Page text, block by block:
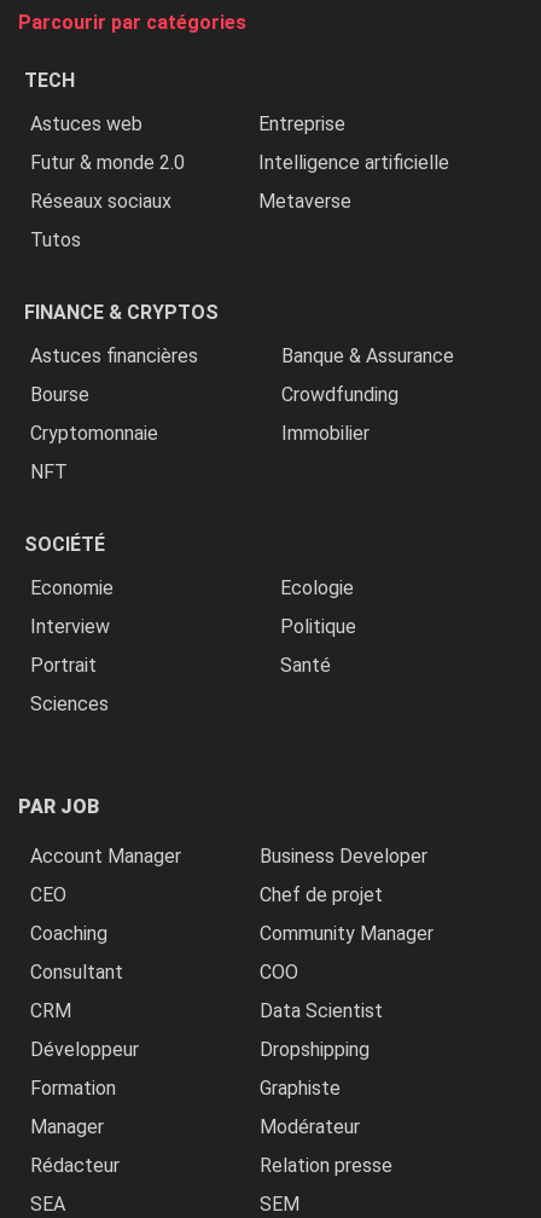
Parcourir par catégories
TECH
Astuces web
Entreprise
Futur & monde 2.0
Intelligence artificielle
Réseaux sociaux
Metaverse
Tutos
FINANCE & CRYPTOS
Astuces financières
Banque & Assurance
Bourse
Crowdfunding
Cryptomonnaie
Immobilier
NFT
SOCIÉTÉ
Economie
Ecologie
Interview
Politique
Portrait
Santé
Sciences
PAR JOB
Account Manager
Business Developer
CEO
Chef de projet
Coaching
Community Manager
Consultant
COO
CRM
Data Scientist
Développeur
Dropshipping
Formation
Graphiste
Manager
Modérateur
Rédacteur
Relation presse
SEA
SEM